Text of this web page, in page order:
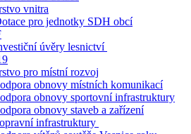
vnitra
pro jednotky SDH obcí
úvěry lesnictví
pro místní rozvoj
obnovy místních komunikací
obnovy sportovní infrastruktury
obnovy staveb a zařízení
infrastruktury